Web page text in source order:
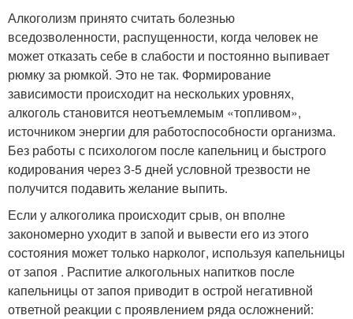
Алкоголизм принято считать болезнью
вседозволенности, распущенности, когда человек не
может отказать себе в слабости и постоянно выпивает
рюмку за рюмкой. Это не так. Формирование
зависимости происходит на нескольких уровнях,
алкоголь становится неотъемлемым «топливом»,
источником энергии для работоспособности организма.
Без работы с психологом после капельниц и быстрого
кодирования через 3-5 дней условной трезвости не
получится подавить желание выпить.
Если у алкоголика происходит срыв, он вполне
закономерно уходит в запой и вывести его из этого
состояния может только нарколог, используя капельницы
от запоя . Распитие алкогольных напитков после
капельницы от запоя приводит в острой негативной
ответной реакции с проявлением ряда осложнений: